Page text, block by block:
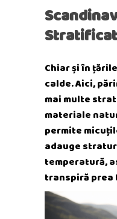
Chiar și în
calde. Aici,
mai multe
materiale
permite
adauge
temperatură,
transpiră prea